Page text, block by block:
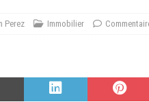
Perez Immobilier